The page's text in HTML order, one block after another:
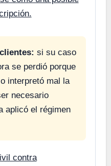
si su caso
se perdió porque
interpretó mal la
necesario
aplicó el régimen
contra